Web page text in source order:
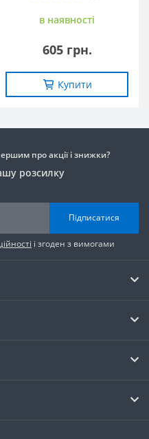
в наявностi
605 грн.
Купити
про акції і знижки?
розсилку
Підписатися
і згоден з вимогами